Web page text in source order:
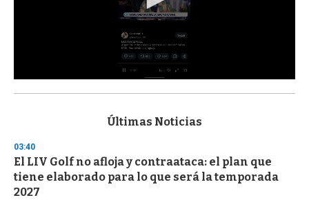
s
d
s
o
f
3
Últimas Noticias
03:40
El LIV Golf no afloja y contraataca: el plan que
tiene elaborado para lo que será la temporada
2027